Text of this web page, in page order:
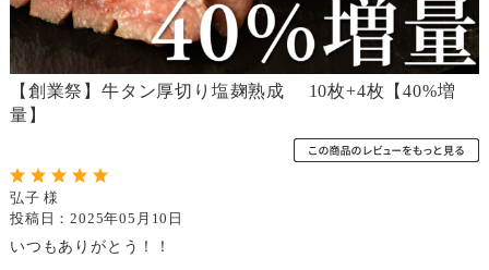
【創業祭】牛タン厚切り塩麹熟成 10枚+4枚【40%増
量】
弘子 様
投稿日：2025年05月10日
いつもありがとう！！